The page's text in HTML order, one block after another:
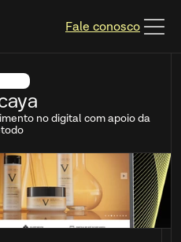
Fale conosco
no digital com apoio da